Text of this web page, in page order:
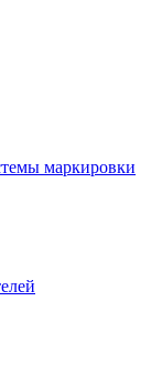
маркировки